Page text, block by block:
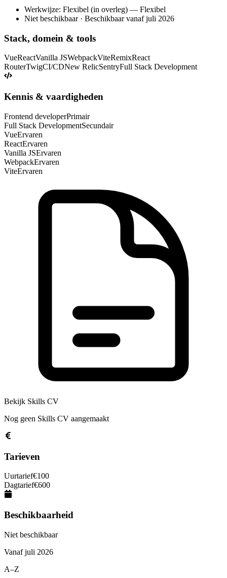
Werkwijze: Flexibel (in overleg) — Flexibel
Niet beschikbaar · Beschikbaar vanaf juli 2026
Stack, domein & tools
VueReactVanilla JSWebpackViteRemixReact
RouterTwigCI/CDNew RelicSentryFull Stack Development
Kennis & vaardigheden
Frontend developerPrimair
Full Stack DevelopmentSecundair
VueErvaren
ReactErvaren
Vanilla JSErvaren
WebpackErvaren
ViteErvaren
Bekijk Skills CV
Nog geen Skills CV aangemaakt
Tarieven
Uurtarief€100
Dagtarief€600
Beschikbaarheid
Niet beschikbaar
Vanaf juli 2026
A–Z